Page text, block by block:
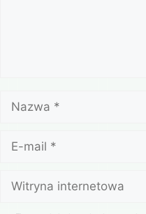
Nazwa
mail
Witryna
internetowa